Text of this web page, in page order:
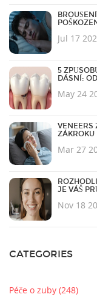
Jul 17
5
DÁSNÍ:
May 24
VENEERS
ZÁKROKU
Mar 27
JE VÁŠ
Nov 18
CATEGORIES
Péče o zuby (248)